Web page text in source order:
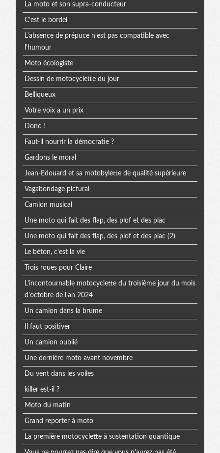
La moto et son supra-conducteur
C'est le bordel
L'absence de prépuce n'est pas compatible avec
l'humour
Moto écologiste
Dessin de motocyclette du jour
Belliqueux
Votre voix a un prix
Donc !
Faut-il nourrir la démocratie ?
Gardons le moral
Jean-Edouard et sa motobylette de qualité supérieure
Vagabondage pictural
Camion musical
Une moto qui fait des flap, des plof et des plac
Une moto qui fait des flap, des plof et des plac (2)
Le béton, c'est la vie
Trois roues pour Claire
L'incontournable motocyclette du troisième jour du mois
d'octobre de l'an 2024
Un camion dans la brume
Il faut positiver
Un camion oublié
Une dernière moto avant novembre
Du vent dans les voiles
killer est-il ?
Moto du matin
Grand reporter à moto
La première motocyclette à sustentation quantique